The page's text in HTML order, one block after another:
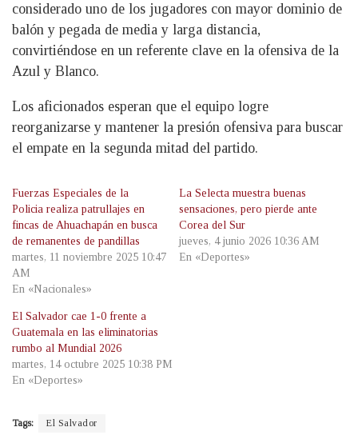
considerado uno de los jugadores con mayor dominio de
balón y pegada de media y larga distancia,
convirtiéndose en un referente clave en la ofensiva de la
Azul y Blanco.
Los aficionados esperan que el equipo logre
reorganizarse y mantener la presión ofensiva para buscar
el empate en la segunda mitad del partido.
Fuerzas Especiales de la
Policia realiza patrullajes en
fincas de Ahuachapán en busca
de remanentes de pandillas
martes, 11 noviembre 2025 10:47
AM
En «Nacionales»
La Selecta muestra buenas
sensaciones, pero pierde ante
Corea del Sur
jueves, 4 junio 2026 10:36 AM
En «Deportes»
El Salvador cae 1-0 frente a
Guatemala en las eliminatorias
rumbo al Mundial 2026
martes, 14 octubre 2025 10:38 PM
En «Deportes»
Tags: El Salvador